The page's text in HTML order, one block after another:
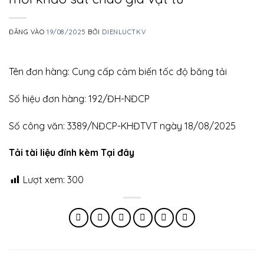
ĐĂNG VÀO19/08/2025 BỞI DIENLUCTKV
Tên đơn hàng: Cung cấp cảm biến tốc độ băng tải
Số hiệu đơn hàng: 192/ĐH-NĐCP
Số công văn: 3389/NĐCP-KHĐTVT ngày 18/08/2025
Tải tài liệu đính kèm Tại đây
Lượt xem: 300